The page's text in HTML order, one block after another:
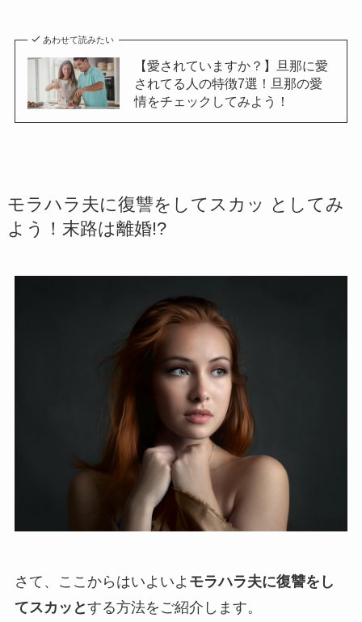
あわせて読みたい
【愛されていますか？】旦那に愛
されてる人の特徴7選！旦那の愛
情をチェックしてみよう！
モラハラ夫に復讐をしてスカッ としてみ
よう！末路は離婚!?
さて、ここからはいよいよ モラハラ夫に復讐をし
てスカッとする方法をご紹介します。